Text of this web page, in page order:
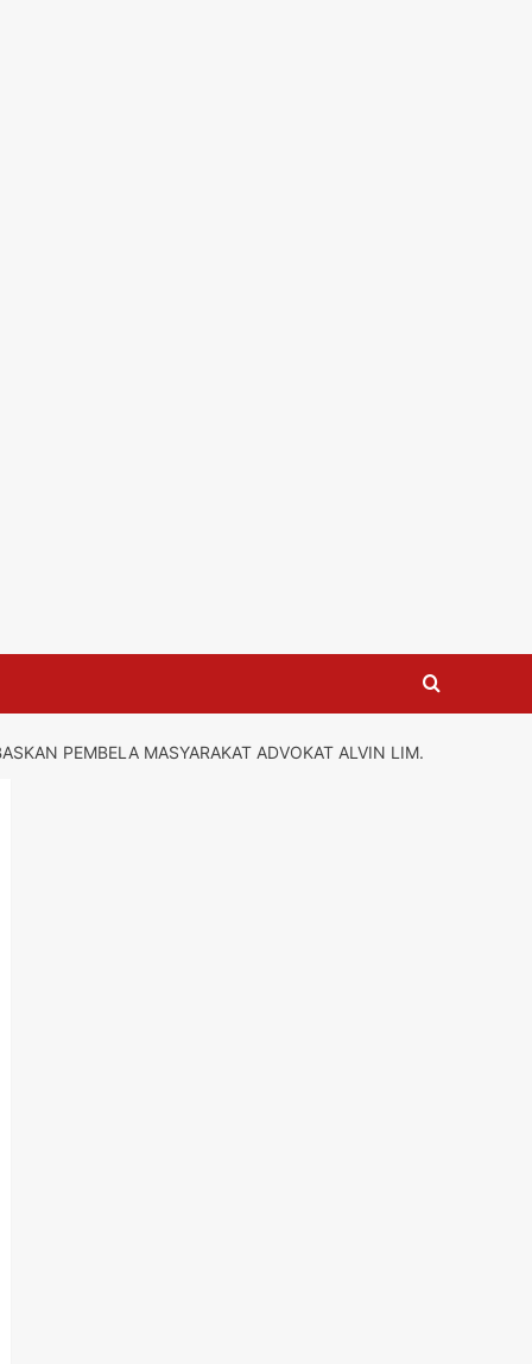
PEMBELA MASYARAKAT ADVOKAT ALVIN LIM.